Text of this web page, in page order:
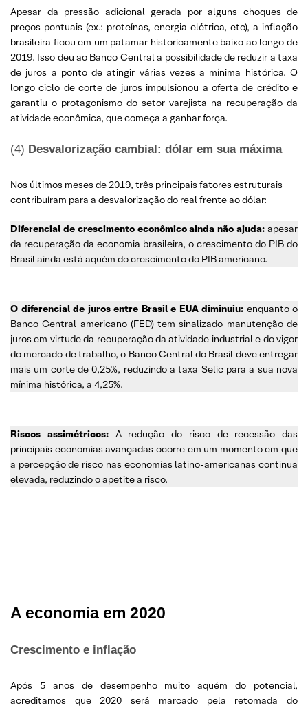
Apesar da pressão adicional gerada por alguns choques de
preços pontuais (ex.: proteínas, energia elétrica, etc), a inflação
brasileira ficou em um patamar historicamente baixo ao longo de
2019. Isso deu ao Banco Central a possibilidade de reduzir a taxa
de juros a ponto de atingir várias vezes a mínima histórica. O
longo ciclo de corte de juros impulsionou a oferta de crédito e
garantiu o protagonismo do setor varejista na recuperação da
atividade econômica, que começa a ganhar força.
(4) Desvalorização cambial: dólar em sua máxima
Nos últimos meses de 2019, três principais fatores estruturais
contribuíram para a desvalorização do real frente ao dólar:
Diferencial de crescimento econômico ainda não ajuda: apesar
da recuperação da economia brasileira, o crescimento do PIB do
Brasil ainda está aquém do crescimento do PIB americano.
O diferencial de juros entre Brasil e EUA diminuiu: enquanto o
Banco Central americano (FED) tem sinalizado manutenção de
juros em virtude da recuperação da atividade industrial e do vigor
do mercado de trabalho, o Banco Central do Brasil deve entregar
mais um corte de 0,25%, reduzindo a taxa Selic para a sua nova
mínima histórica, a 4,25%.
Riscos assimétricos: A redução do risco de recessão das
principais economias avançadas ocorre em um momento em que
a percepção de risco nas economias latino-americanas continua
elevada, reduzindo o apetite a risco.
A economia em 2020
Crescimento e inflação
Após 5 anos de desempenho muito aquém do potencial,
acreditamos que 2020 será marcado pela retomada do